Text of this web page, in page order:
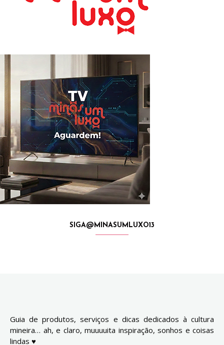
SIGA@MINASUMLUXO13
Guia de produtos, serviços e dicas dedicados à cultura
mineira… ah, e claro, muuuuita inspiração, sonhos e coisas
lindas ♥